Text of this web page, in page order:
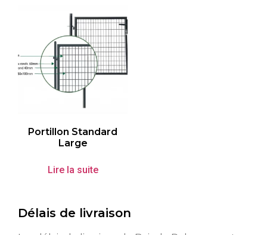
Portillon Standard
Large
Lire la suite
Délais de livraison